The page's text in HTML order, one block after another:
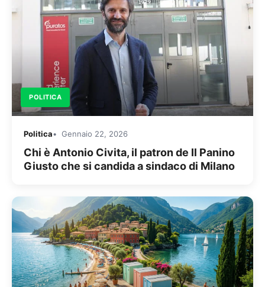
POLITICA
Politica Gennaio 22, 2026
Chi è Antonio Civita, il patron de Il Panino
Giusto che si candida a sindaco di Milano